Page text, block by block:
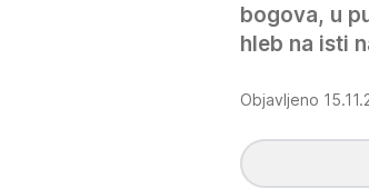
bogova, u
hleb na isti
Objavljeno